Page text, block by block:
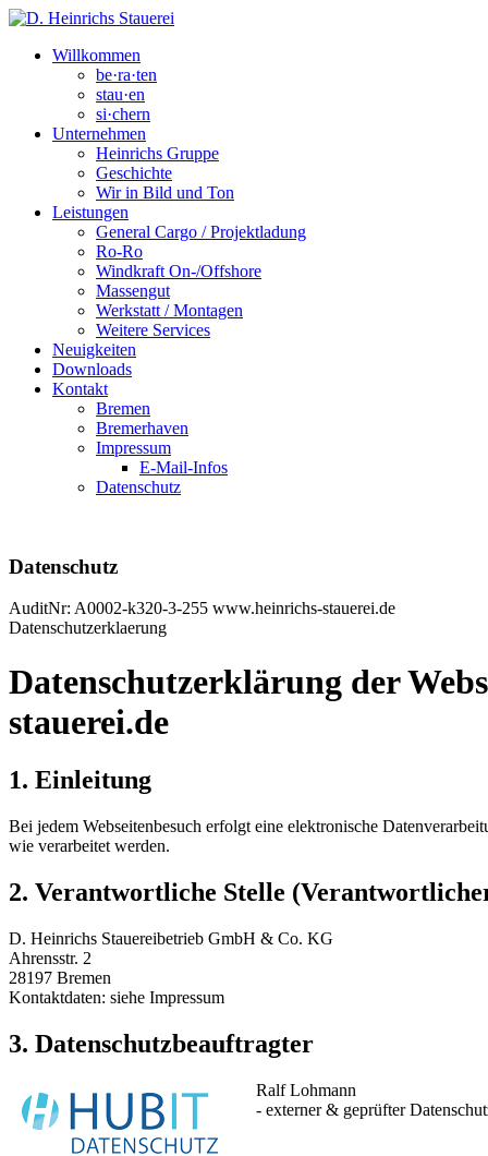
Willkommen
be·ra·ten
stau·en
si·chern
Unternehmen
Heinrichs Gruppe
Geschichte
Wir in Bild und Ton
Leistungen
General Cargo / Projektladung
Ro-Ro
Windkraft On-/Offshore
Massengut
Werkstatt / Montagen
Weitere Services
Neuigkeiten
Downloads
Kontakt
Bremen
Bremerhaven
Impressum
E-Mail-Infos
Datenschutz
Datenschutz
AuditNr: A0002-k320-3-255 www.heinrichs-stauerei.de
Datenschutzerklaerung
Datenschutzerklärung der
stauerei.de
1. Einleitung
Bei jedem Webseitenbesuch erfolgt eine elektronische
wie verarbeitet werden.
2. Verantwortliche Stelle
D. Heinrichs Stauereibetrieb GmbH & Co. KG
Ahrensstr. 2
28197 Bremen
Kontaktdaten: siehe Impressum
3. Datenschutzbeauftragter
Ralf Lohmann
- externer & geprüfter